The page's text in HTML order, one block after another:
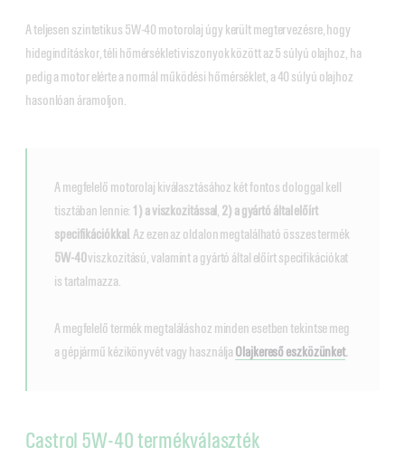
A teljesen szintetikus 5W-40 motorolaj úgy került megtervezésre, hogy
hidegindításkor, téli hőmérsékleti viszonyok között az 5 súlyú olajhoz, ha
pedig a motor elérte a normál működési hőmérséklet, a 40 súlyú olajhoz
hasonlóan áramoljon.
A megfelelő motorolaj kiválasztásához két fontos dologgal kell
tisztában lennie: 1) a viszkozitással 2) a gyártó által előírt
specifikációkkal . Az ezen az oldalon megtalálható összes termék
5W-40viszkozitású, valamint a gyártó által előírt specifikációkat
is tartalmazza.
A megfelelő termék megtaláláshoz minden esetben tekintse meg
a gépjármű kézikönyvét vagy használja Olajkereső eszközünket.
Castrol 5W-40 termékválaszték